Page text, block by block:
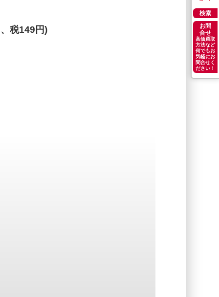
検索
お問
合せ
高価買取
方法など
何でもお
気軽にお
問合せく
ださい！
税149円)